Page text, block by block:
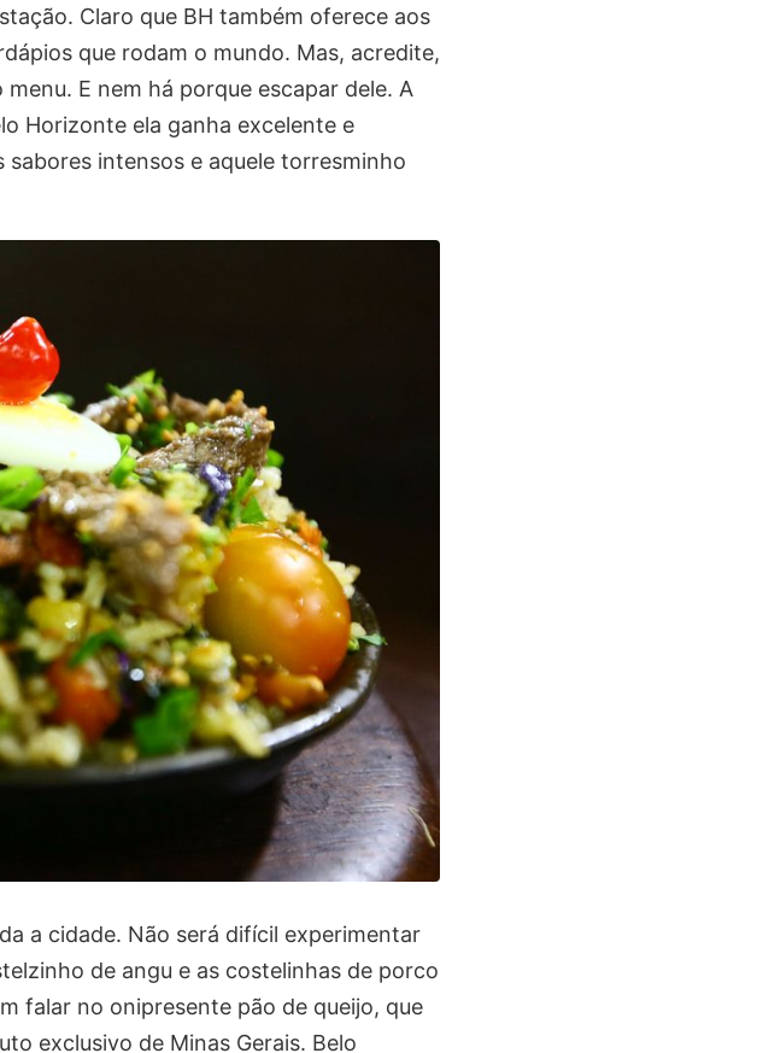
Claro que BH também oferece aos
que rodam o mundo. Mas, acredite,
E nem há porque escapar dele. A
Horizonte ela ganha excelente e
intensos e aquele torresminho
a cidade. Não será difícil experimentar
de angu e as costelinhas de porco
falar no onipresente pão de queijo, que
exclusivo de Minas Gerais. Belo